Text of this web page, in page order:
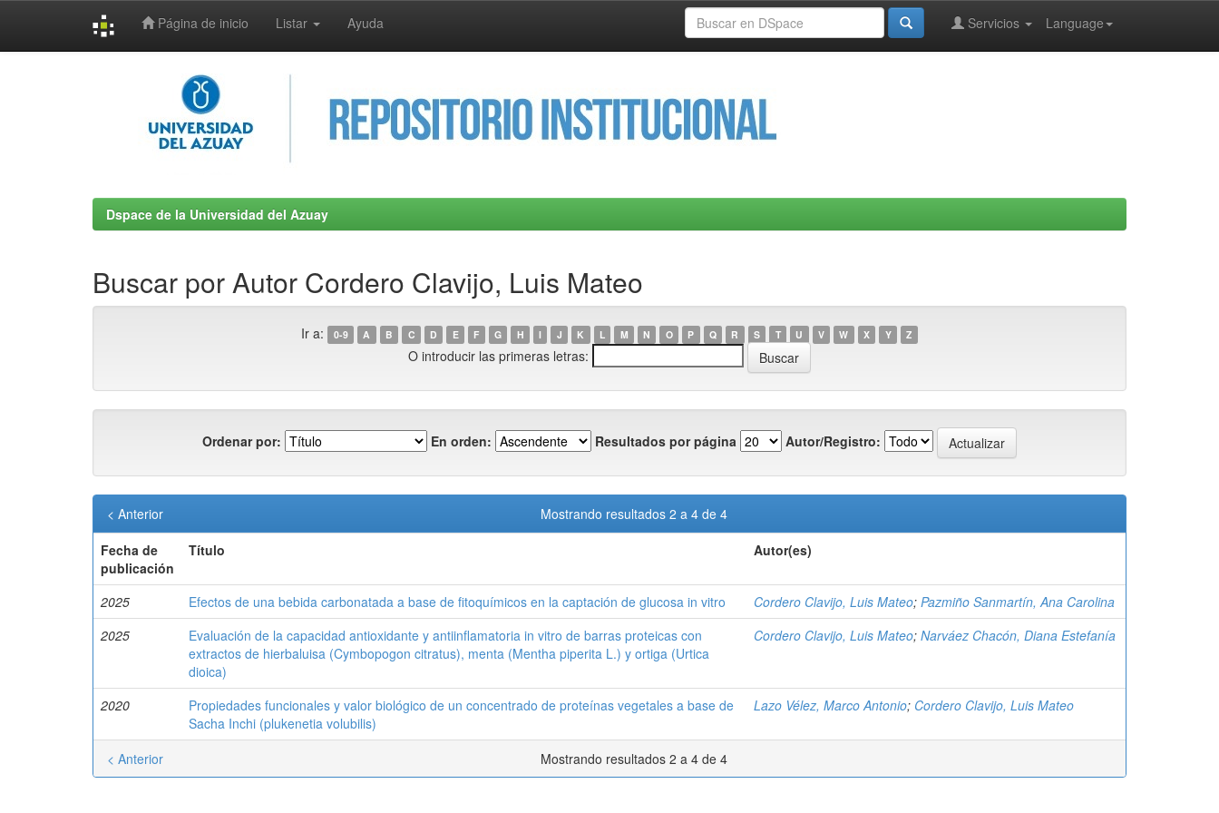
Página de inicio Listar Ayuda Language
Servicios
Dspace de la Universidad del Azuay
Buscar por Autor Cordero Clavijo, Luis Mateo
Ir a: 0-9 A B C D E F G H I J K L M N O P Q R S T U V W X Y Z
O introducir las primeras letras:
Ordenar por: En orden: Resultados por página Autor/Registro:
Mostrando resultados 2 a 4 de 4
< Anterior
Fecha de
publicación
Título Autor(es)
2025 Efectos de una bebida carbonatada a base de fitoquímicos en la captación de glucosa in vitro Cordero Clavijo, Luis Mateo; Pazmiño Sanmartín, Ana Carolina
2025
Evaluación de la capacidad antioxidante y antiinflamatoria in vitro de barras proteicas con
extractos de hierbaluisa (Cymbopogon citratus), menta (Mentha piperita L.) y ortiga (Urtica
dioica)
Cordero Clavijo, Luis Mateo; Narváez Chacón, Diana Estefanía
2020
Propiedades funcionales y valor biológico de un concentrado de proteínas vegetales a base de
Sacha Inchi (plukenetia volubilis)
Lazo Vélez, Marco Antonio; Cordero Clavijo, Luis Mateo
Mostrando resultados 2 a 4 de 4
< Anterior